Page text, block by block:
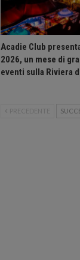
Acadie Club
2026, un mese di
eventi sulla Riviera
PRECEDENTE